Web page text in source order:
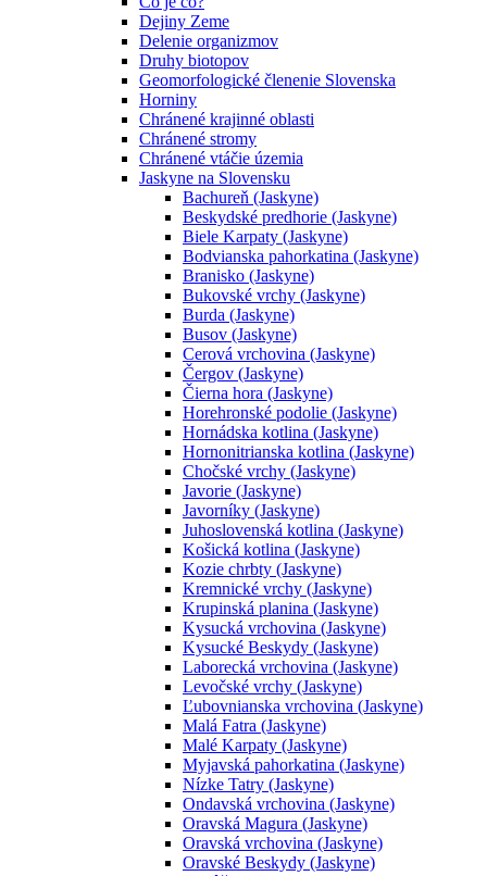
Dejiny Zeme
Delenie organizmov
Druhy biotopov
Geomorfologické členenie Slovenska
Horniny
Chránené krajinné oblasti
Chránené stromy
Chránené vtáčie územia
Jaskyne na Slovensku
Bachureň (Jaskyne)
Beskydské predhorie (Jaskyne)
Biele Karpaty (Jaskyne)
Bodvianska pahorkatina (Jaskyne)
Branisko (Jaskyne)
Bukovské vrchy (Jaskyne)
Burda (Jaskyne)
Busov (Jaskyne)
Cerová vrchovina (Jaskyne)
Čergov (Jaskyne)
Čierna hora (Jaskyne)
Horehronské podolie (Jaskyne)
Hornádska kotlina (Jaskyne)
Hornonitrianska kotlina (Jaskyne)
Chočské vrchy (Jaskyne)
Javorie (Jaskyne)
Javorníky (Jaskyne)
Juhoslovenská kotlina (Jaskyne)
Košická kotlina (Jaskyne)
Kozie chrbty (Jaskyne)
Kremnické vrchy (Jaskyne)
Krupinská planina (Jaskyne)
Kysucká vrchovina (Jaskyne)
Kysucké Beskydy (Jaskyne)
Laborecká vrchovina (Jaskyne)
Levočské vrchy (Jaskyne)
Ľubovnianska vrchovina (Jaskyne)
Malá Fatra (Jaskyne)
Malé Karpaty (Jaskyne)
Myjavská pahorkatina (Jaskyne)
Nízke Tatry (Jaskyne)
Ondavská vrchovina (Jaskyne)
Oravská Magura (Jaskyne)
Oravská vrchovina (Jaskyne)
Oravské Beskydy (Jaskyne)